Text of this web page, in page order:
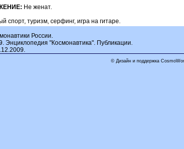
Не женат.
спорт, туризм, серфинг, игра на гитаре.
России.
Энциклопедия "Космонавтика". Публикации.
© Дизайн и поддержка